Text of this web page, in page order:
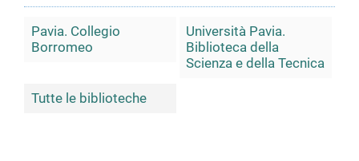
Pavia. Collegio
Borromeo
Università Pavia.
Biblioteca della
Scienza e della Tecnica
Tutte le biblioteche